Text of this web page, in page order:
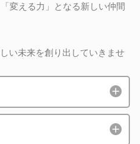
変える力」となる新しい仲間
い未来を創り出していきませ